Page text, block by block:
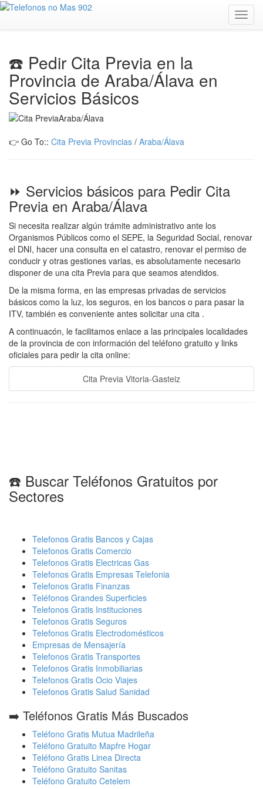
☎️ Pedir Cita Previa en la
Provincia de Araba/Álava en
Servicios Básicos
👉 Go To:: Cita Previa Provincias / Araba/Álava
⏩ Servicios básicos para Pedir Cita
Previa en Araba/Álava
Si necesita realizar algún trámite administrativo ante los
Organismos Públicos como el SEPE, la Seguridad Social, renovar
el DNI, hacer una consulta en el catastro, renovar el permiso de
conducir y otras gestiones varias, es absolutamente necesario
disponer de una cita Previa para que seamos atendidos.
De la misma forma, en las empresas privadas de servicios
básicos como la luz, los seguros, en los bancos o para pasar la
ITV, también es conveniente antes solicitar una cita .
A continuacón, le facilitamos enlace a las principales localidades
de la provincia de con información del teléfono gratuito y links
oficiales para pedir la cita online:
Cita Previa Vitoria-Gasteiz
☎️ Buscar Teléfonos Gratuitos por
Sectores
Telefonos Gratis Bancos y Cajas
Telefonos Gratis Comercio
Telefonos Gratis Electricas Gas
Telefonos Gratis Empresas Telefonia
Telefonos Gratis Finanzas
Teléfonos Grandes Superficies
Telefonos Gratis Instituciones
Telefonos Gratis Seguros
Telefonos Gratis Electrodomésticos
Empresas de Mensajería
Telefonos Gratis Transportes
Telefonos Gratis Inmobiliarias
Telefonos Gratis Ocio Viajes
Telefonos Gratis Salud Sanidad
➡️ Teléfonos Gratis Más Buscados
Teléfono Gratis Mutua Madrileña
Teléfono Gratuito Mapfre Hogar
Teléfono Gratis Linea Directa
Teléfono Gratuito Sanitas
Teléfono Gratuito Cetelem